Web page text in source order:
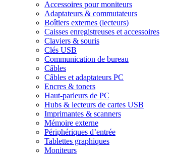
Accessoires pour moniteurs
Adaptateurs & commutateurs
Boîtiers externes (lecteurs)
Caisses enregistreuses et accessoires
Claviers & souris
Clés USB
Communication de bureau
Câbles
Câbles et adaptateurs PC
Encres & toners
Haut-parleurs de PC
Hubs & lecteurs de cartes USB
Imprimantes & scanners
Mémoire externe
Périphériques d’entrée
Tablettes graphiques
Moniteurs